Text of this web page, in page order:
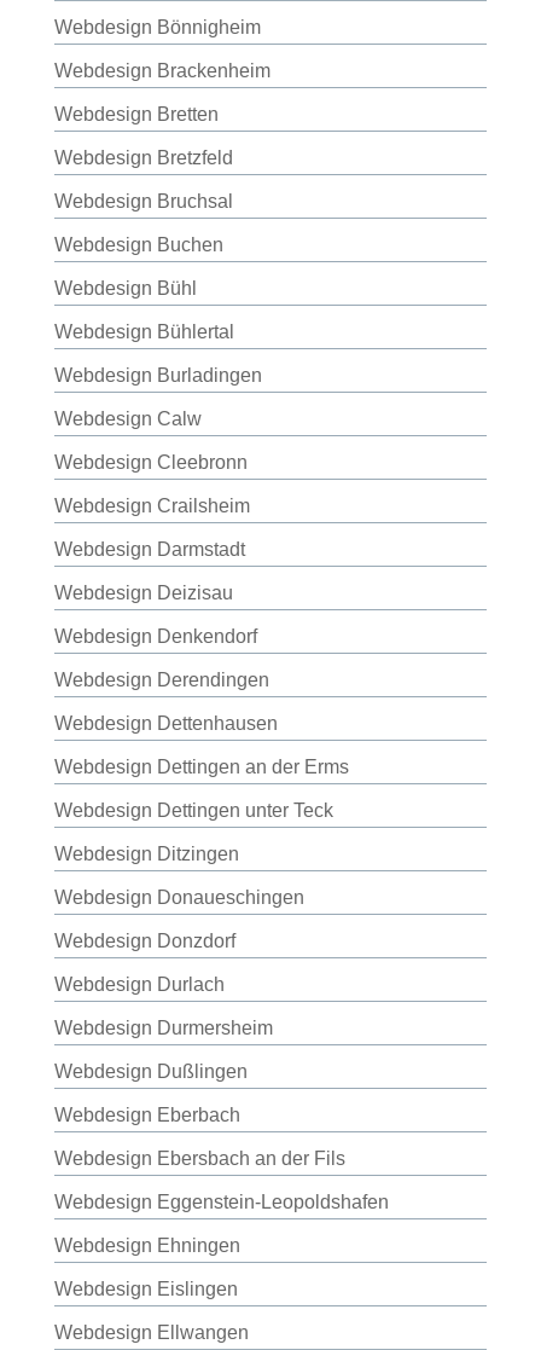
Webdesign Bönnigheim
Webdesign Brackenheim
Webdesign Bretten
Webdesign Bretzfeld
Webdesign Bruchsal
Webdesign Buchen
Webdesign Bühl
Webdesign Bühlertal
Webdesign Burladingen
Webdesign Calw
Webdesign Cleebronn
Webdesign Crailsheim
Webdesign Darmstadt
Webdesign Deizisau
Webdesign Denkendorf
Webdesign Derendingen
Webdesign Dettenhausen
Webdesign Dettingen an der Erms
Webdesign Dettingen unter Teck
Webdesign Ditzingen
Webdesign Donaueschingen
Webdesign Donzdorf
Webdesign Durlach
Webdesign Durmersheim
Webdesign Dußlingen
Webdesign Eberbach
Webdesign Ebersbach an der Fils
Webdesign Eggenstein-Leopoldshafen
Webdesign Ehningen
Webdesign Eislingen
Webdesign Ellwangen